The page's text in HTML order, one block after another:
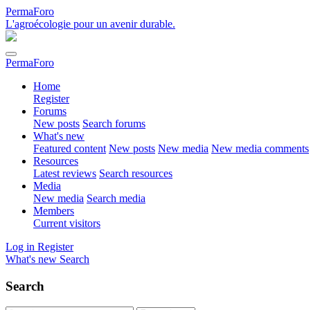
PermaForo
L'agroécologie pour un avenir durable.
PermaForo
Home
Register
Forums
New posts Search forums
What's new
Featured content New posts New media New media comments
Resources
Latest reviews Search resources
Media
New media Search media
Members
Current visitors
Log in Register
What's new Search
Search